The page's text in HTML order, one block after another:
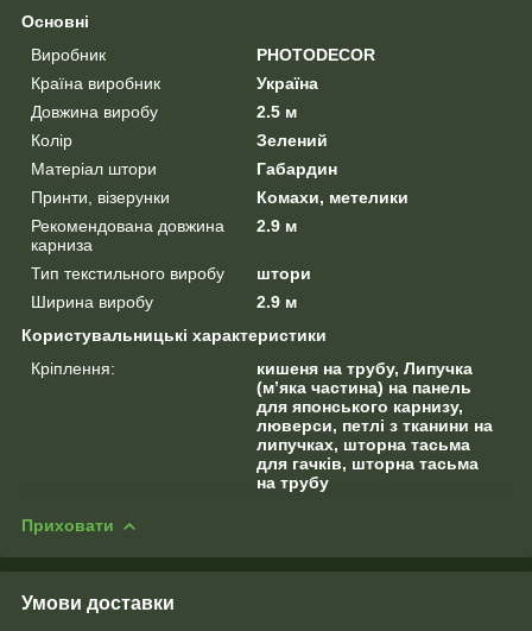
Основні
Виробник
PHOTODECOR
Країна виробник
Україна
Довжина виробу
2.5 м
Колір
Зелений
Матеріал штори
Габардин
Принти, візерунки
Комахи, метелики
Рекомендована довжина
карниза
2.9 м
Тип текстильного виробу
штори
Ширина виробу
2.9 м
Користувальницькі характеристики
Кріплення:
кишеня на трубу, Липучка
(м’яка частина) на панель
для японського карнизу,
люверси, петлі з тканини на
липучках, шторна тасьма
для гачків, шторна тасьма
на трубу
Приховати
Умови доставки